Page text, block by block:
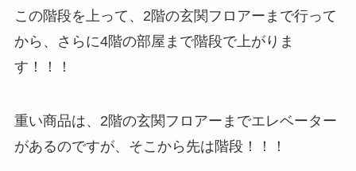
この階段を上って、2階の玄関フロアーまで行って
から、さらに4階の部屋まで階段で上がりま
す！！！
重い商品は、2階の玄関フロアーまでエレベーター
があるのですが、そこから先は階段！！！